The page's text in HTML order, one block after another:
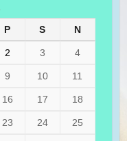
P S N
2 3 4
9 10 11
16 17 18
23 24 25